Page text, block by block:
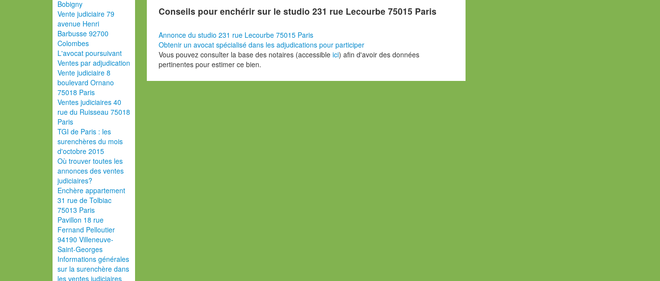
Bobigny
Vente judiciaire 79
avenue Henri
Barbusse 92700
Colombes
L'avocat poursuivant
Ventes par adjudication
Vente judiciaire 8
boulevard Ornano
75018 Paris
Ventes judiciaires 40
rue du Ruisseau 75018
Paris
TGI de Paris : les
surenchères du mois
d'octobre 2015
Où trouver toutes les
annonces des ventes
judiciaires?
Enchère appartement
31 rue de Tolbiac
75013 Paris
Pavillon 18 rue
Fernand Pelloutier
94190 Villeneuve-
Saint-Georges
Informations générales
sur la surenchère dans
les ventes judiciaires
Conseils pour enchérir sur le studio 231 rue Lecourbe 75015 Paris
Annonce du studio 231 rue Lecourbe 75015 Paris
Obtenir un avocat spécialisé dans les adjudications pour participer
Vous pouvez consulter la base des notaires (accessibleici) afin d'avoir des données
pertinentes pour estimer ce bien.